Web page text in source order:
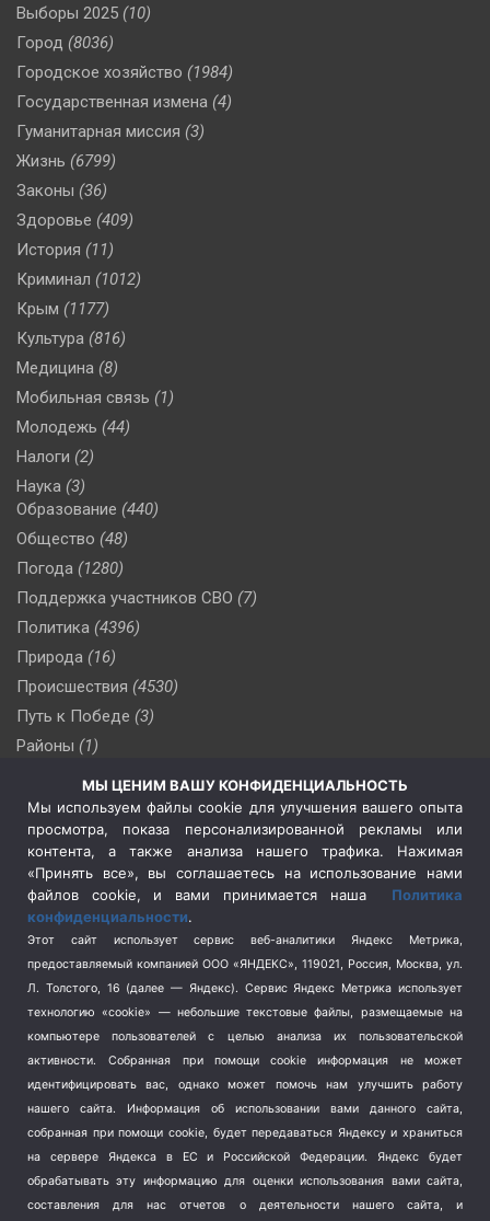
Выборы 2025 (10)
Город (8036)
Городское хозяйство (1984)
Государственная измена (4)
Гуманитарная миссия (3)
Жизнь (6799)
Законы (36)
Здоровье (409)
История (11)
Криминал (1012)
Крым (1177)
Культура (816)
Медицина (8)
Мобильная связь (1)
Молодежь (44)
Налоги (2)
Наука (3)
Образование (440)
Общество (48)
Погода (1280)
Поддержка участников СВО (7)
Политика (4396)
Природа (16)
Происшествия (4530)
Путь к Победе (3)
Районы (1)
(510)
Сельское хозяйство (3)
Социальная политика
(3)
Спецоперация в Украине
Спецоперация на Украине
(404)
Спорт (740)
Терроризм (1)
Транспорт (262)
Туризм (178)
Флот (76)
Школа и спорт (2)
Экология (8)
Экономика (1172)
МЫ ЦЕНИМ ВАШУ КОНФИДЕНЦИАЛЬНОСТЬ
Мы используем файлы cookie для улучшения вашего опыта
просмотра, показа персонализированной рекламы или
контента, а также анализа нашего трафика. Нажимая
«Принять все», вы соглашаетесь на использование нами
файлов cookie, и вами принимается наша Политика
конфиденциальности.
Этот сайт использует сервис веб-аналитики Яндекс Метрика,
предоставляемый компанией ООО «ЯНДЕКС», 119021, Россия, Москва, ул.
Л. Толстого, 16 (далее — Яндекс). Сервис Яндекс Метрика использует
технологию «cookie» — небольшие текстовые файлы, размещаемые на
компьютере пользователей с целью анализа их пользовательской
активности.
Собранная при помощи cookie информация не может
идентифицировать вас, однако может помочь нам улучшить работу
нашего сайта. Информация об использовании вами данного сайта,
собранная при помощи cookie, будет передаваться Яндексу и храниться
на сервере Яндекса в ЕС и Российской Федерации. Яндекс будет
обрабатывать эту информацию для оценки использования вами сайта,
составления для нас отчетов о деятельности нашего сайта, и